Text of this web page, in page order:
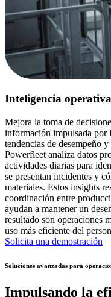
Inteligencia operativa
Mejora la toma de
información impulsada por
tendencias de desempeño
Powerfleet analiza datos
actividades diarias para
se presentan incidentes y
materiales. Estos insights
coordinación entre
ayudan a mantener un
resultado son operaciones
uso más eficiente del
Solicita una demostración
Soluciones avanzadas para
Impulsando la